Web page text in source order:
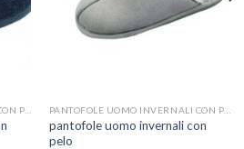
pantofole uomo invernali con
pelo